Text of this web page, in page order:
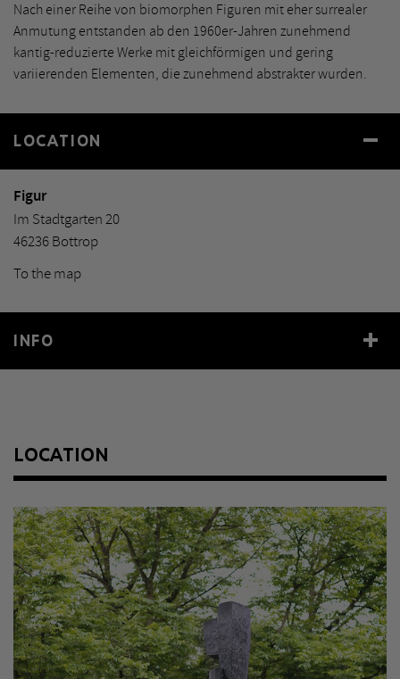
Nach einer Reihe von biomorphen Figuren mit eher surrealer
Anmutung entstanden ab den 1960er-Jahren zunehmend
kantig-reduzierte Werke mit gleichförmigen und gering
variierenden Elementen, die zunehmend abstrakter wurden.
LOCATION
Figur
Im Stadtgarten 20
46236 Bottrop
To the map
INFO
LOCATION